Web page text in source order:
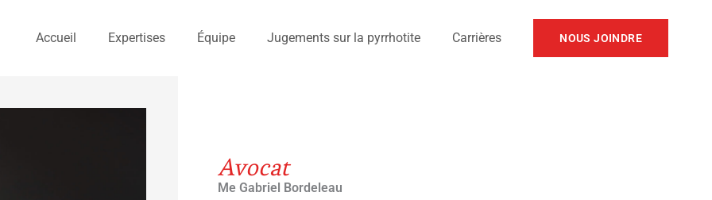
Accueil Expertises Équipe Jugements sur la pyrrhotite Carrières NOUS JOINDRE
Avocat
Me Gabriel Bordeleau